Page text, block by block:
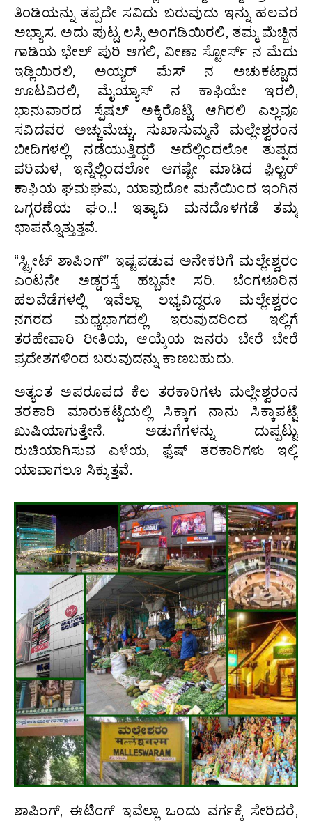
ತಿಂಡಿಯನ್ನು ತಪ್ಪದೇ ಸವಿದು ಬರುವುದು ಇನ್ನು ಹಲವರ
ಅಭ್ಯಾಸ. ಅದು ಪುಟ್ಟ ಲಸ್ಸಿ ಅಂಗಡಿಯಿರಲಿ, ತಮ್ಮ ಮೆಚ್ಚಿನ
ಗಾಡಿಯ ಭೇಲ್ ಪುರಿ ಆಗಲಿ, ವೀಣಾ ಸ್ಟೋರ್ಸ್ ನ ಮೆದು
ಇಡ್ಲಿಯಿರಲಿ, ಅಯ್ಯರ್ ಮೆಸ್ ನ ಅಚುಕಟ್ಟಾದ
ಊಟವಿರಲಿ, ಮೈಯ್ಯಾಸ್ ನ ಕಾಫಿಯೇ ಇರಲಿ,
ಭಾನುವಾರದ ಸ್ಪೆಷಲ್ ಅಕ್ಕಿರೊಟ್ಟಿ ಆಗಿರಲಿ ಎಲ್ಲವೂ
ಸವಿದವರ ಅಚ್ಚುಮೆಚ್ಚು. ಸುಖಾಸುಮ್ಮನೆ ಮಲ್ಲೇಶ್ವರಂನ
ಬೀದಿಗಳಲ್ಲಿ ನಡೆಯುತ್ತಿದ್ದರೆ ಅದೆಲ್ಲಿಂದಲೋ ತುಪ್ಪದ
ಪರಿಮಳ, ಇನ್ನೆಲ್ಲಿಂದಲೋ ಆಗಷ್ಟೇ ಮಾಡಿದ ಫ಼ಿಲ್ಟರ್
ಕಾಫಿಯ ಘಮಘಮ, ಯಾವುದೋ ಮನೆಯಿಂದ ಇಂಗಿನ
ಒಗ್ಗರಣೆಯ ಘಂ..! ಇತ್ಯಾದಿ ಮನದೊಳಗಡೆ ತಮ್ಮ
ಛಾಪನ್ನೊತ್ತುತ್ತವೆ.
“ಸ್ಟ್ರೀಟ್ ಶಾಪಿಂಗ್” ಇಷ್ಟಪಡುವ ಅನೇಕರಿಗೆ ಮಲ್ಲೇಶ್ವರಂ
ಎಂಟನೇ ಅಡ್ಡರಸ್ತೆ ಹಬ್ಬವೇ ಸರಿ. ಬೆಂಗಳೂರಿನ
ಹಲವೆಡೆಗಳಲ್ಲಿ ಇವೆಲ್ಲಾ ಲಭ್ಯವಿದ್ದರೂ ಮಲ್ಲೇಶ್ವರಂ
ನಗರದ ಮಧ್ಯಭಾಗದಲ್ಲಿ ಇರುವುದರಿಂದ ಇಲ್ಲಿಗೆ
ತರಹೇವಾರಿ ರೀತಿಯ, ಆಯ್ಕೆಯ ಜನರು ಬೇರೆ ಬೇರೆ
ಪ್ರದೇಶಗಳಿಂದ ಬರುವುದನ್ನು ಕಾಣಬಹುದು.
ಅತ್ಯಂತ ಅಪರೂಪದ ಕೆಲ ತರಕಾರಿಗಳು ಮಲ್ಲೇಶ್ವರಂನ
ತರಕಾರಿ ಮಾರುಕಟ್ಟೆಯಲ್ಲಿ ಸಿಕ್ಕಾಗ ನಾನು ಸಿಕ್ಕಾಪಟ್ಟೆ
ಖುಷಿಯಾಗುತ್ತೇನೆ. ಅಡುಗೆಗಳನ್ನು ದುಪ್ಪಟ್ಟು
ರುಚಿಯಾಗಿಸುವ ಎಳೆಯ, ಫ಼್ರೆಷ್ ತರಕಾರಿಗಳು ಇಲ್ಲಿ
ಯಾವಾಗಲೂ ಸಿಕ್ಕುತ್ತವೆ.
ಶಾಪಿಂಗ್, ಈಟಿಂಗ್ ಇವೆಲ್ಲಾ ಒಂದು ವರ್ಗಕ್ಕೆ ಸೇರಿದರೆ,